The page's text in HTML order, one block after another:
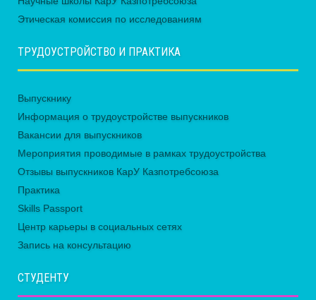
Этическая комиссия по исследованиям
ТРУДОУСТРОЙСТВО И ПРАКТИКА
Выпускнику
Информация о трудоустройстве выпускников
Вакансии для выпускников
Мероприятия проводимые в рамках трудоустройства
Отзывы выпускников КарУ Казпотребсоюза
Практика
Skills Passport
Центр карьеры в социальных сетях
Запись на консультацию
СТУДЕНТУ